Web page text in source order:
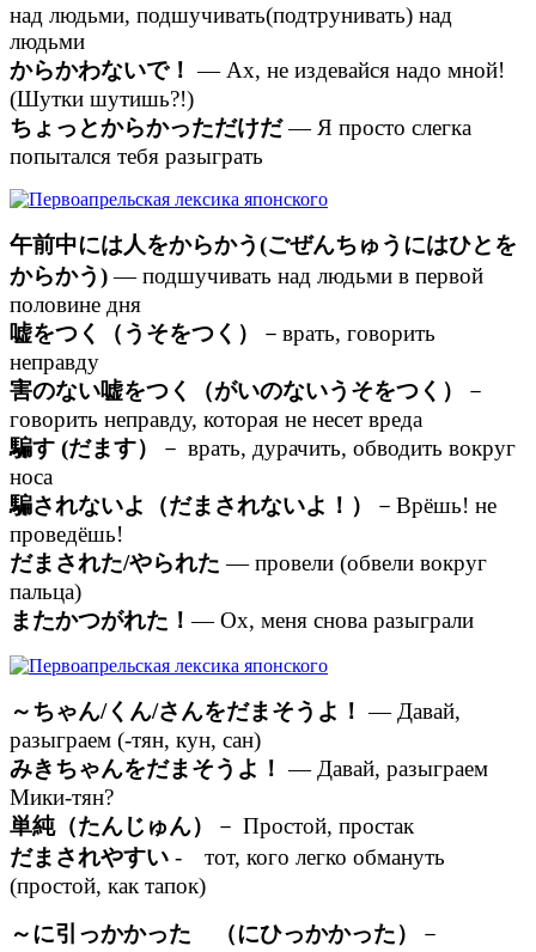
над людьми, подшучивать(подтрунивать) над
людьми
からかわないで！ — Ах, не издевайся надо мной!
(Шутки шутишь?!)
ちょっとからかっただけだ— Я просто слегка
попытался тебя разыграть
午前中には人をからかう(ごぜんちゅうにはひとを
からかう)— подшучивать над людьми в первой
половине дня
嘘をつく（うそをつく）
－врать, говорить
неправду
害のない嘘をつく（がいのないうそをつく）
－
говорить неправду, которая не несет вреда
騙す (だます）
－ врать, дурачить, обводить вокруг
носа
騙されないよ（だまされないよ！）
－Врёшь! не
проведёшь!
だまされた/やられた — провели (обвели вокруг
пальца)
またかつがれた！— Ох, меня снова разыграли
～ちゃん/くん/さんをだまそうよ！ — Давай,
разыграем (-тян, кун, сан)
みきちゃんをだまそうよ！ — Давай, разыграем
Мики-тян?
単純（たんじゅん）
－ Простой, простак
だまされやすい - тот, кого легко обмануть
(простой, как тапок)
～に引っかかった （にひっかかった）
－